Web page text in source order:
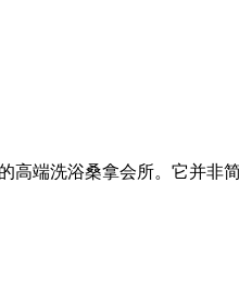
高端洗浴桑拿会所。它并非